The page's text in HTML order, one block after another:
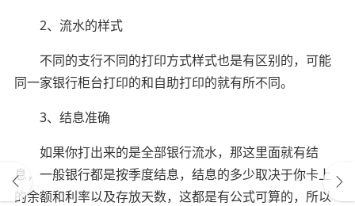
2、流水的样式
不同的支行不同的打印方式样式也是有区别的，可能
同一家银行柜台打印的和自助打印的就有所不同。
3、结息准确
如果你打出来的是全部银行流水，那这里面就有结
息，一般银行都是按季度结息，结息的多少取决于你卡上
的余额和利率以及存放天数，这都是有公式可算的，所以